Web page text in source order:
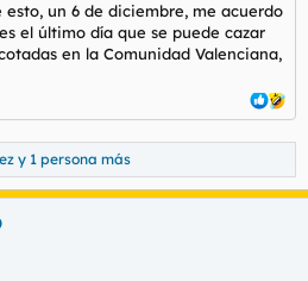
esto, un 6 de diciembre, me acuerdo
el último día que se puede cazar
en la Comunidad Valenciana,
y 1 persona más